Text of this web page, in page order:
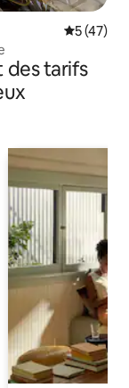
5 (47)
des tarifs